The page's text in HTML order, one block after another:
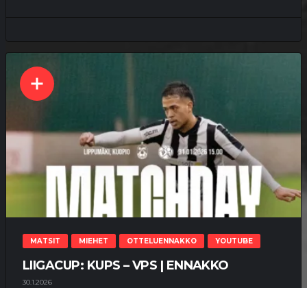
MATSIT MIEHET OTTELUENNAKKO YOUTUBE
LIIGACUP: KUPS – VPS | ENNAKKO
30.1.2026